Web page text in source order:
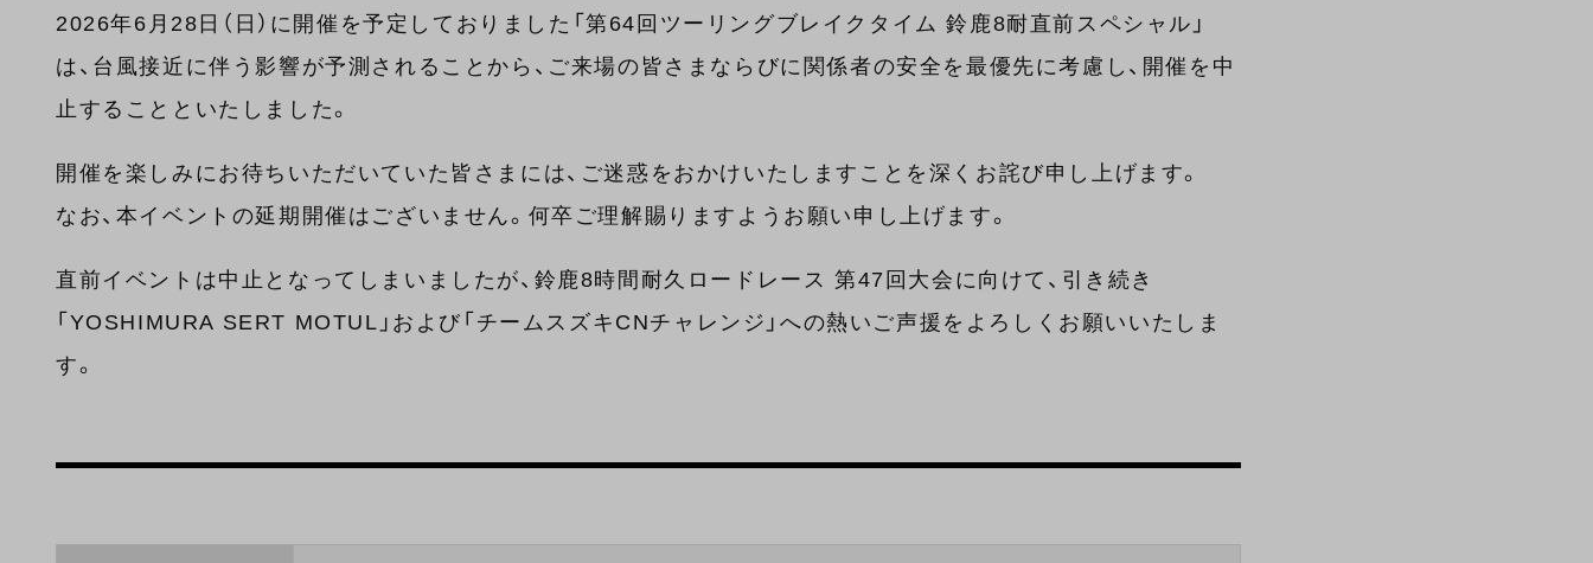
2026年6月28日（日）に開催を予定しておりました「第64回ツーリングブレイクタイム 鈴鹿8耐直前スペシャル」
は、台風接近に伴う影響が予測されることから、ご来場の皆さまならびに関係者の安全を最優先に考慮し、開催を中
止することといたしました。
開催を楽しみにお待ちいただいていた皆さまには、ご迷惑をおかけいたしますことを深くお詫び申し上げます。
なお、本イベントの延期開催はございません。何卒ご理解賜りますようお願い申し上げます。
直前イベントは中止となってしまいましたが、鈴鹿8時間耐久ロードレース 第47回大会に向けて、引き続き
「YOSHIMURA SERT MOTUL」および「チームスズキCNチャレンジ」への熱いご声援をよろしくお願いいたしま
す。